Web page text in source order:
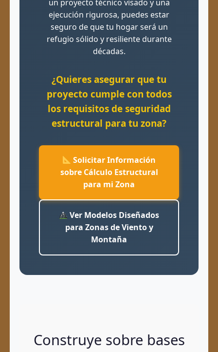
un proyecto técnico visado y una
ejecución rigurosa, puedes estar
seguro de que tu hogar será un
refugio sólido y resiliente durante
décadas.
¿Quieres asegurar que tu
proyecto cumple con todos
los requisitos de seguridad
estructural para tu zona?
Solicitar Información
sobre Cálculo Estructural
para mi Zona
Ver Modelos Diseñados
para Zonas de Viento y
Montaña
Construye sobre bases